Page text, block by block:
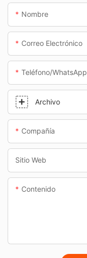
Nombre
Correo Electrónico
Teléfono/WhatsApp
Archivo
Compañía
Sitio Web
Contenido